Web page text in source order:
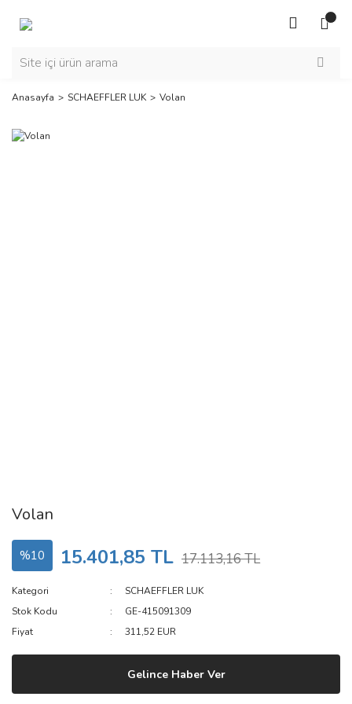
Anasayfa SCHAEFFLER LUK Volan
Volan
%10 15.401,85 TL 17.113,16 TL
Kategori
SCHAEFFLER LUK
Stok Kodu
GE-415091309
Fiyat
311,52 EUR
Gelince Haber Ver